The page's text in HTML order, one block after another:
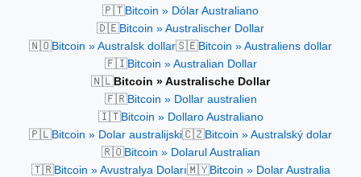
🇵🇹Bitcoin » Dólar Australiano
🇩🇪Bitcoin » Australischer Dollar
🇳🇴Bitcoin » Australsk dollar🇸🇪Bitcoin » Australiens dollar
🇫🇮Bitcoin » Australian Dollar
🇳🇱Bitcoin » Australische Dollar
🇫🇷Bitcoin » Dollar australien
🇮🇹Bitcoin » Dollaro Australiano
🇵🇱Bitcoin » Dolar australijski🇨🇿Bitcoin » Australský dolar
🇷🇴Bitcoin » Dolarul Australian
🇹🇷Bitcoin » Avustralya Doları🇲🇾Bitcoin » Dolar Australia